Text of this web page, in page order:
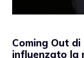
Coming Out di
influenzato la